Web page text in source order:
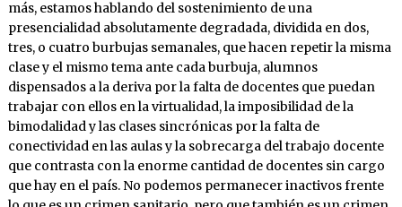
más, estamos hablando del sostenimiento de una
presencialidad absolutamente degradada, dividida en dos,
tres, o cuatro burbujas semanales, que hacen repetir la misma
clase y el mismo tema ante cada burbuja, alumnos
dispensados a la deriva por la falta de docentes que puedan
trabajar con ellos en la virtualidad, la imposibilidad de la
bimodalidad y las clases sincrónicas por la falta de
conectividad en las aulas y la sobrecarga del trabajo docente
que contrasta con la enorme cantidad de docentes sin cargo
que hay en el país. No podemos permanecer inactivos frente